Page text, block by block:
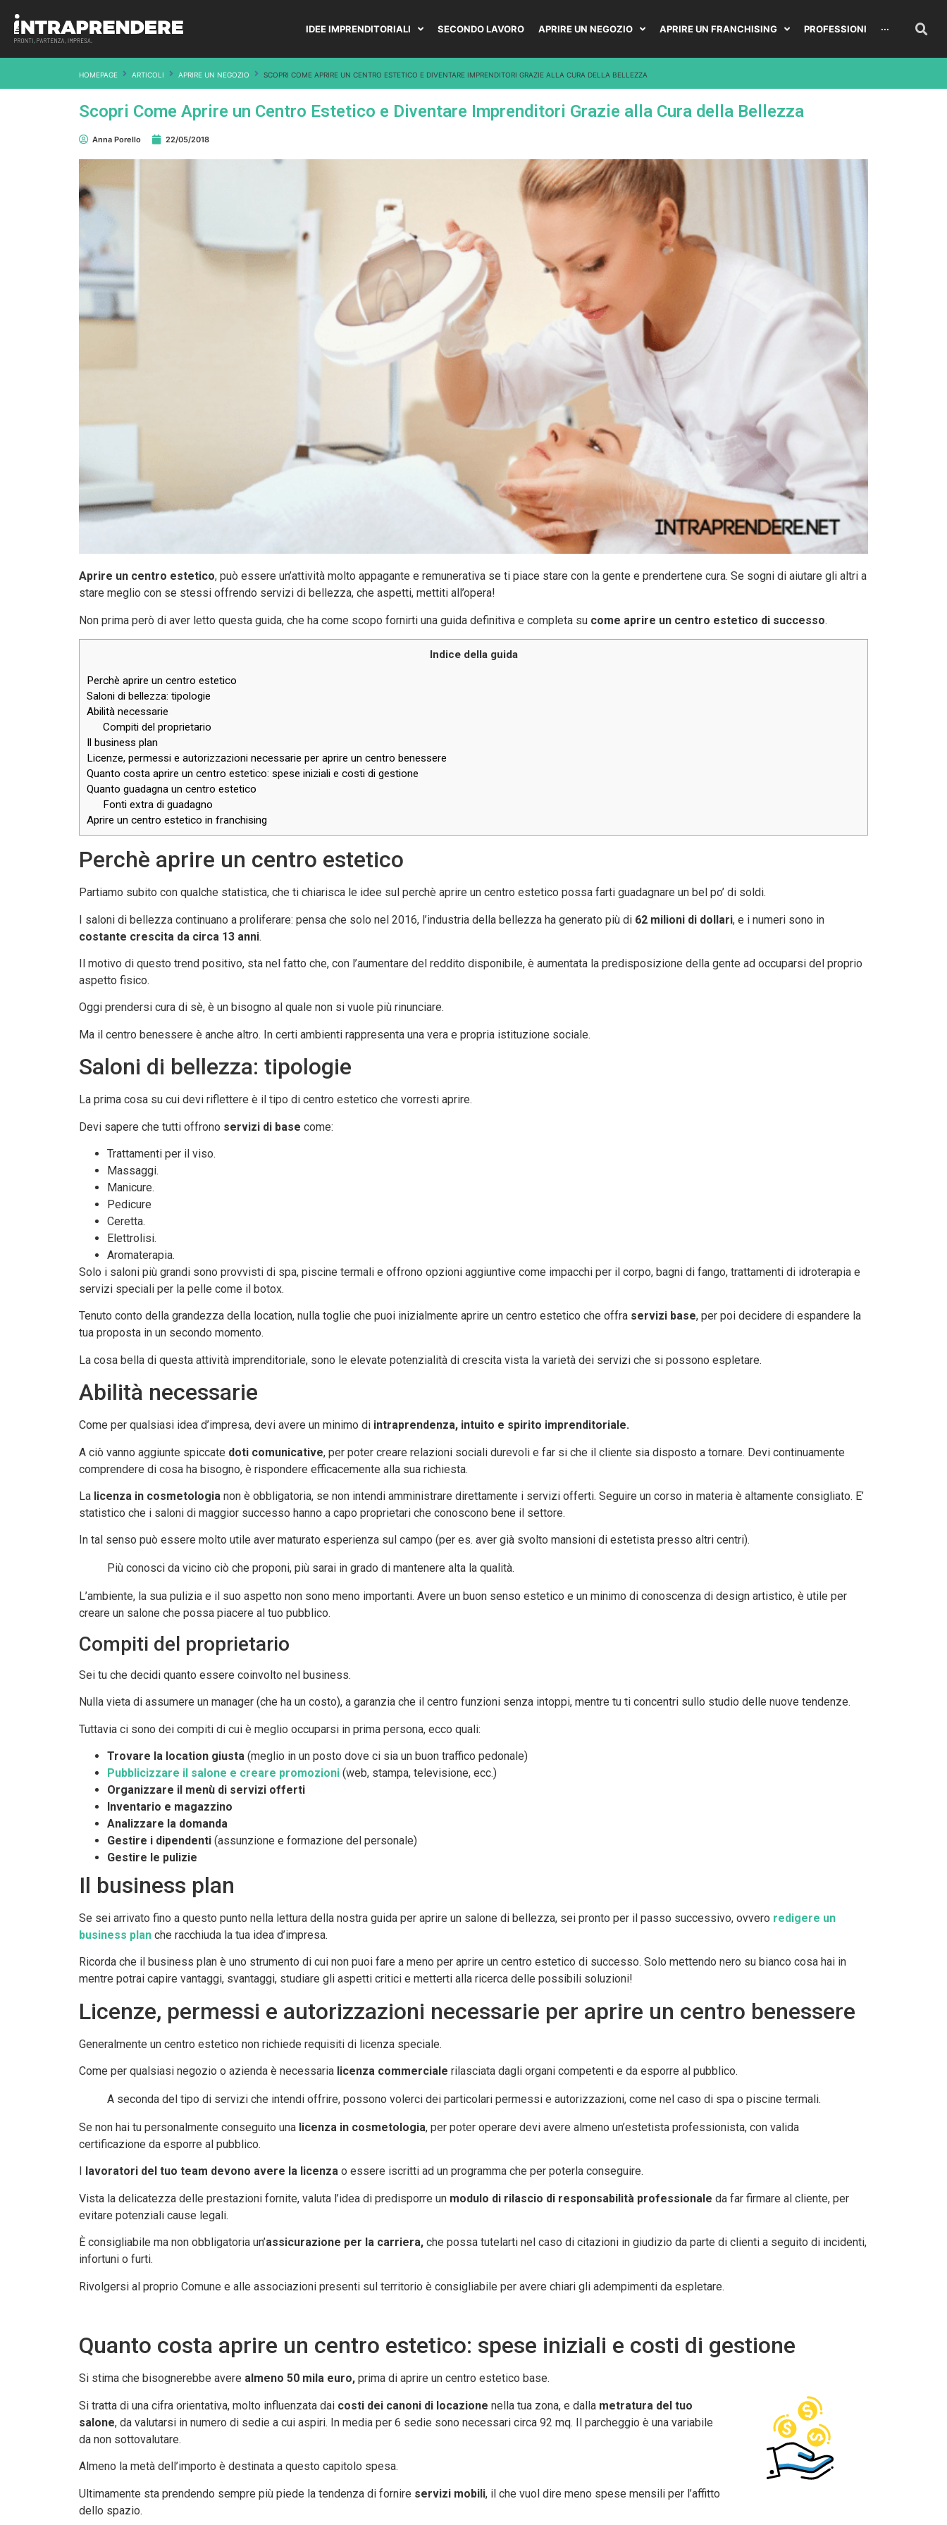
IDEE IMPRENDITORIALI SECONDO LAVORO APRIRE UN NEGOZIO APRIRE UN FRANCHISING PROFESSIONI ···
HOMEPAGE ARTICOLI APRIRE UN NEGOZIO SCOPRI COME APRIRE UN CENTRO ESTETICO E DIVENTARE IMPRENDITORI GRAZIE ALLA CURA DELLA BELLEZZA
Scopri Come Aprire un Centro Estetico e Diventare Imprenditori Grazie alla Cura della Bellezza
Anna Porello 22/05/2018
Aprire un centro estetico, può essere un’attività molto appagante e remunerativa se ti piace stare con la gente e prendertene cura. Se sogni di aiutare gli altri a
stare meglio con se stessi offrendo servizi di bellezza, che aspetti, mettiti all’opera!
Non prima però di aver letto questa guida, che ha come scopo fornirti una guida definitiva e completa su come aprire un centro estetico di successo.
Indice della guida
Perchè aprire un centro estetico
Saloni di bellezza: tipologie
Abilità necessarie
Compiti del proprietario
Il business plan
Licenze, permessi e autorizzazioni necessarie per aprire un centro benessere
Quanto costa aprire un centro estetico: spese iniziali e costi di gestione
Quanto guadagna un centro estetico
Fonti extra di guadagno
Aprire un centro estetico in franchising
Perchè aprire un centro estetico
Partiamo subito con qualche statistica, che ti chiarisca le idee sul perchè aprire un centro estetico possa farti guadagnare un bel po’ di soldi.
I saloni di bellezza continuano a proliferare: pensa che solo nel 2016, l’industria della bellezza ha generato più di 62 milioni di dollari, e i numeri sono in
costante crescita da circa 13 anni.
Il motivo di questo trend positivo, sta nel fatto che, con l’aumentare del reddito disponibile, è aumentata la predisposizione della gente ad occuparsi del proprio
aspetto fisico.
Oggi prendersi cura di sè, è un bisogno al quale non si vuole più rinunciare.
Ma il centro benessere è anche altro. In certi ambienti rappresenta una vera e propria istituzione sociale.
Saloni di bellezza: tipologie
La prima cosa su cui devi riflettere è il tipo di centro estetico che vorresti aprire.
Devi sapere che tutti offrono servizi di base come:
Trattamenti per il viso.
Massaggi.
Manicure.
Pedicure
Ceretta.
Elettrolisi.
Aromaterapia.
Solo i saloni più grandi sono provvisti di spa, piscine termali e offrono opzioni aggiuntive come impacchi per il corpo, bagni di fango, trattamenti di idroterapia e
servizi speciali per la pelle come il botox.
Tenuto conto della grandezza della location, nulla toglie che puoi inizialmente aprire un centro estetico che offra servizi base, per poi decidere di espandere la
tua proposta in un secondo momento.
La cosa bella di questa attività imprenditoriale, sono le elevate potenzialità di crescita vista la varietà dei servizi che si possono espletare.
Abilità necessarie
Come per qualsiasi idea d’impresa, devi avere un minimo di intraprendenza, intuito e spirito imprenditoriale.
A ciò vanno aggiunte spiccate doti comunicative, per poter creare relazioni sociali durevoli e far si che il cliente sia disposto a tornare. Devi continuamente
comprendere di cosa ha bisogno, è rispondere efficacemente alla sua richiesta.
La licenza in cosmetologia non è obbligatoria, se non intendi amministrare direttamente i servizi offerti. Seguire un corso in materia è altamente consigliato. E’
statistico che i saloni di maggior successo hanno a capo proprietari che conoscono bene il settore.
In tal senso può essere molto utile aver maturato esperienza sul campo (per es. aver già svolto mansioni di estetista presso altri centri).
Più conosci da vicino ciò che proponi, più sarai in grado di mantenere alta la qualità.
L’ambiente, la sua pulizia e il suo aspetto non sono meno importanti. Avere un buon senso estetico e un minimo di conoscenza di design artistico, è utile per
creare un salone che possa piacere al tuo pubblico.
Compiti del proprietario
Sei tu che decidi quanto essere coinvolto nel business.
Nulla vieta di assumere un manager (che ha un costo), a garanzia che il centro funzioni senza intoppi, mentre tu ti concentri sullo studio delle nuove tendenze.
Tuttavia ci sono dei compiti di cui è meglio occuparsi in prima persona, ecco quali:
Trovare la location giusta (meglio in un posto dove ci sia un buon traffico pedonale)
Pubblicizzare il salone e creare promozioni (web, stampa, televisione, ecc.)
Organizzare il menù di servizi offerti
Inventario e magazzino
Analizzare la domanda
Gestire i dipendenti (assunzione e formazione del personale)
Gestire le pulizie
Il business plan
Se sei arrivato fino a questo punto nella lettura della nostra guida per aprire un salone di bellezza, sei pronto per il passo successivo, ovvero redigere un
business plan che racchiuda la tua idea d’impresa.
Ricorda che il business plan è uno strumento di cui non puoi fare a meno per aprire un centro estetico di successo. Solo mettendo nero su bianco cosa hai in
mentre potrai capire vantaggi, svantaggi, studiare gli aspetti critici e metterti alla ricerca delle possibili soluzioni!
Licenze, permessi e autorizzazioni necessarie per aprire un centro benessere
Generalmente un centro estetico non richiede requisiti di licenza speciale.
Come per qualsiasi negozio o azienda è necessaria licenza commerciale rilasciata dagli organi competenti e da esporre al pubblico.
A seconda del tipo di servizi che intendi offrire, possono volerci dei particolari permessi e autorizzazioni, come nel caso di spa o piscine termali.
Se non hai tu personalmente conseguito una licenza in cosmetologia, per poter operare devi avere almeno un’estetista professionista, con valida
certificazione da esporre al pubblico.
lavoratori del tuo team devono avere la licenza o essere iscritti ad un programma che per poterla conseguire.
Vista la delicatezza delle prestazioni fornite, valuta l’idea di predisporre un modulo di rilascio di responsabilità professionale da far firmare al cliente, per
evitare potenziali cause legali.
È consigliabile ma non obbligatoria un’assicurazione per la carriera, che possa tutelarti nel caso di citazioni in giudizio da parte di clienti a seguito di incidenti,
infortuni o furti.
Rivolgersi al proprio Comune e alle associazioni presenti sul territorio è consigliabile per avere chiari gli adempimenti da espletare.
Quanto costa aprire un centro estetico: spese iniziali e costi di gestione
Si stima che bisognerebbe avere almeno 50 mila euro, prima di aprire un centro estetico base.
Si tratta di una cifra orientativa, molto influenzata dai costi dei canoni di locazione nella tua zona, e dalla metratura del tuo
salone, da valutarsi in numero di sedie a cui aspiri. In media per 6 sedie sono necessari circa 92 mq. Il parcheggio è una variabile
da non sottovalutare.
Almeno la metà dell’importo è destinata a questo capitolo spesa.
Ultimamente sta prendendo sempre più piede la tendenza di fornire servizi mobili, il che vuol dire meno spese mensili per l’affitto
dello spazio.